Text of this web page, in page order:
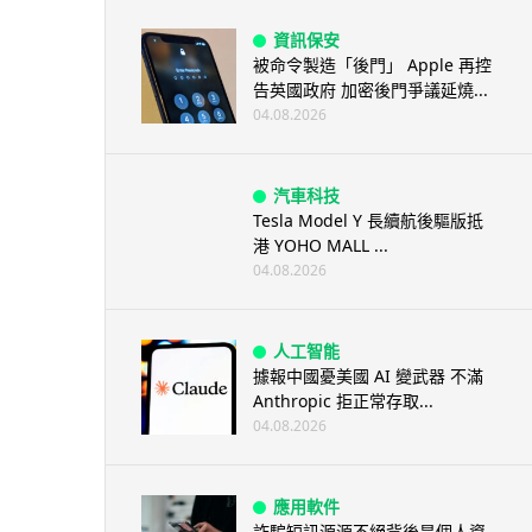
資訊保安
被命令製造「後門」 Apple 再控
告英國政府 加密後門爭議延燒...
04.08.2026
汽車科技
Tesla Model Y 長續航後驅版抵
港 YOHO MALL ...
04.08.2026
人工智能
據報中國憂美國 AI 變武器 不滿
Anthropic 拒正常存取...
04.08.2026
應用軟件